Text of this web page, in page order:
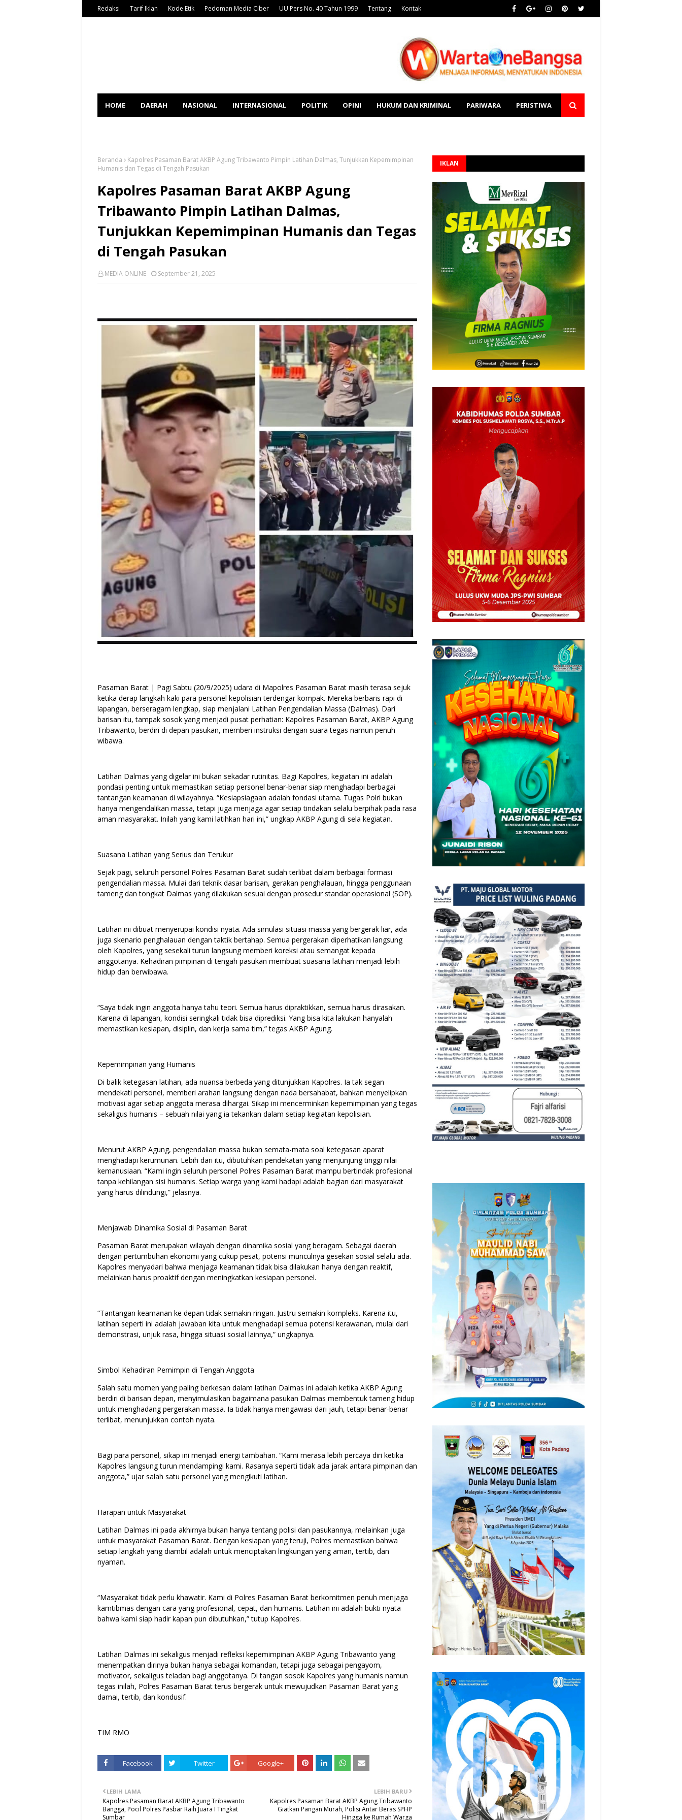
Redaksi Tarif Iklan Kode Etik Pedoman Media Ciber UU Pers No. 40 Tahun 1999 Tentang Kontak
HOME DAERAH NASIONAL INTERNASIONAL POLITIK OPINI HUKUM DAN KRIMINAL PARIWARA PERISTIWA
Beranda
Kapolres Pasaman Barat AKBP Agung Tribawanto Pimpin Latihan Dalmas, Tunjukkan Kepemimpinan
Humanis dan Tegas di Tengah Pasukan
Kapolres Pasaman Barat AKBP Agung
Tribawanto Pimpin Latihan Dalmas,
Tunjukkan Kepemimpinan Humanis dan Tegas
di Tengah Pasukan
MEDIA ONLINE September 21, 2025
Pasaman Barat | Pagi Sabtu (20/9/2025) udara di Mapolres Pasaman Barat masih terasa sejuk
ketika derap langkah kaki para personel kepolisian terdengar kompak. Mereka berbaris rapi di
lapangan, berseragam lengkap, siap menjalani Latihan Pengendalian Massa (Dalmas). Dari
barisan itu, tampak sosok yang menjadi pusat perhatian: Kapolres Pasaman Barat, AKBP Agung
Tribawanto, berdiri di depan pasukan, memberi instruksi dengan suara tegas namun penuh
wibawa.
Latihan Dalmas yang digelar ini bukan sekadar rutinitas. Bagi Kapolres, kegiatan ini adalah
pondasi penting untuk memastikan setiap personel benar-benar siap menghadapi berbagai
tantangan keamanan di wilayahnya. “Kesiapsiagaan adalah fondasi utama. Tugas Polri bukan
hanya mengendalikan massa, tetapi juga menjaga agar setiap tindakan selalu berpihak pada rasa
aman masyarakat. Inilah yang kami latihkan hari ini,” ungkap AKBP Agung di sela kegiatan.
Suasana Latihan yang Serius dan Terukur
Sejak pagi, seluruh personel Polres Pasaman Barat sudah terlibat dalam berbagai formasi
pengendalian massa. Mulai dari teknik dasar barisan, gerakan penghalauan, hingga penggunaan
tameng dan tongkat Dalmas yang dilakukan sesuai dengan prosedur standar operasional (SOP).
Latihan ini dibuat menyerupai kondisi nyata. Ada simulasi situasi massa yang bergerak liar, ada
juga skenario penghalauan dengan taktik bertahap. Semua pergerakan diperhatikan langsung
oleh Kapolres, yang sesekali turun langsung memberi koreksi atau semangat kepada
anggotanya. Kehadiran pimpinan di tengah pasukan membuat suasana latihan menjadi lebih
hidup dan berwibawa.
“Saya tidak ingin anggota hanya tahu teori. Semua harus dipraktikkan, semua harus dirasakan.
Karena di lapangan, kondisi seringkali tidak bisa diprediksi. Yang bisa kita lakukan hanyalah
memastikan kesiapan, disiplin, dan kerja sama tim,” tegas AKBP Agung.
Kepemimpinan yang Humanis
Di balik ketegasan latihan, ada nuansa berbeda yang ditunjukkan Kapolres. Ia tak segan
mendekati personel, memberi arahan langsung dengan nada bersahabat, bahkan menyelipkan
motivasi agar setiap anggota merasa dihargai. Sikap ini mencerminkan kepemimpinan yang tegas
sekaligus humanis – sebuah nilai yang ia tekankan dalam setiap kegiatan kepolisian.
Menurut AKBP Agung, pengendalian massa bukan semata-mata soal ketegasan aparat
menghadapi kerumunan. Lebih dari itu, dibutuhkan pendekatan yang menjunjung tinggi nilai
kemanusiaan. “Kami ingin seluruh personel Polres Pasaman Barat mampu bertindak profesional
tanpa kehilangan sisi humanis. Setiap warga yang kami hadapi adalah bagian dari masyarakat
yang harus dilindungi,” jelasnya.
Menjawab Dinamika Sosial di Pasaman Barat
Pasaman Barat merupakan wilayah dengan dinamika sosial yang beragam. Sebagai daerah
dengan pertumbuhan ekonomi yang cukup pesat, potensi munculnya gesekan sosial selalu ada.
Kapolres menyadari bahwa menjaga keamanan tidak bisa dilakukan hanya dengan reaktif,
melainkan harus proaktif dengan meningkatkan kesiapan personel.
“Tantangan keamanan ke depan tidak semakin ringan. Justru semakin kompleks. Karena itu,
latihan seperti ini adalah jawaban kita untuk menghadapi semua potensi kerawanan, mulai dari
demonstrasi, unjuk rasa, hingga situasi sosial lainnya,” ungkapnya.
Simbol Kehadiran Pemimpin di Tengah Anggota
Salah satu momen yang paling berkesan dalam latihan Dalmas ini adalah ketika AKBP Agung
berdiri di barisan depan, menyimulasikan bagaimana pasukan Dalmas membentuk tameng hidup
untuk menghadang pergerakan massa. Ia tidak hanya mengawasi dari jauh, tetapi benar-benar
terlibat, menunjukkan contoh nyata.
Bagi para personel, sikap ini menjadi energi tambahan. “Kami merasa lebih percaya diri ketika
Kapolres langsung turun mendampingi kami. Rasanya seperti tidak ada jarak antara pimpinan dan
anggota,” ujar salah satu personel yang mengikuti latihan.
Harapan untuk Masyarakat
Latihan Dalmas ini pada akhirnya bukan hanya tentang polisi dan pasukannya, melainkan juga
untuk masyarakat Pasaman Barat. Dengan kesiapan yang teruji, Polres memastikan bahwa
setiap langkah yang diambil adalah untuk menciptakan lingkungan yang aman, tertib, dan
nyaman.
“Masyarakat tidak perlu khawatir. Kami di Polres Pasaman Barat berkomitmen penuh menjaga
kamtibmas dengan cara yang profesional, cepat, dan humanis. Latihan ini adalah bukti nyata
bahwa kami siap hadir kapan pun dibutuhkan,” tutup Kapolres.
Latihan Dalmas ini sekaligus menjadi refleksi kepemimpinan AKBP Agung Tribawanto yang
menempatkan dirinya bukan hanya sebagai komandan, tetapi juga sebagai pengayom,
motivator, sekaligus teladan bagi anggotanya. Di tangan sosok Kapolres yang humanis namun
tegas inilah, Polres Pasaman Barat terus bergerak untuk mewujudkan Pasaman Barat yang
damai, tertib, dan kondusif.
TIM RMO
Facebook Twitter Google+
LEBIH BARU
Kapolres Pasaman Barat AKBP Agung Tribawanto
Giatkan Pangan Murah, Polisi Antar Beras SPHP
Hingga ke Rumah Warga
LEBIH LAMA
Kapolres Pasaman Barat AKBP Agung Tribawanto
Bangga, Pocil Polres Pasbar Raih Juara I Tingkat
Sumbar
IKLAN